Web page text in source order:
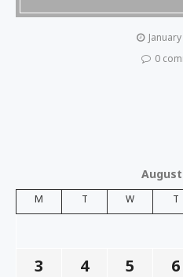
0
August
M T W T
3
4 5 6